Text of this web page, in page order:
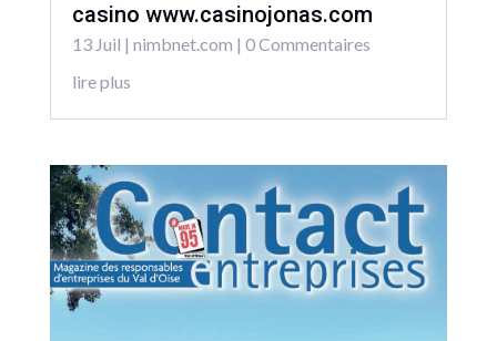
casino www.casinojonas.com
13 Juil | nimbnet.com | 0 Commentaires
lire plus